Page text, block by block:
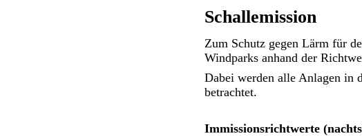
Schallemission
Zum Schutz gegen Lärm für
Windparks anhand der
Dabei werden alle Anlagen in
betrachtet.
Immissionsrichtwerte